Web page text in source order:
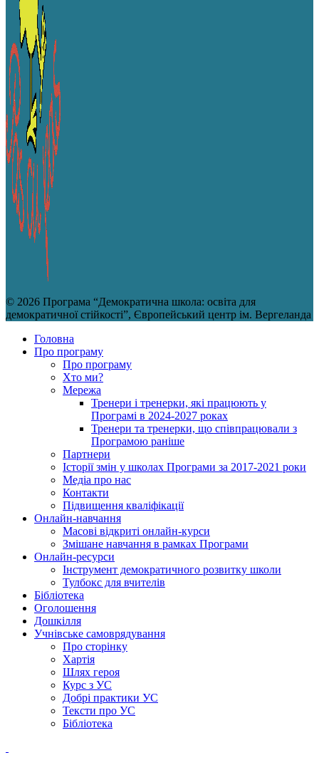
© 2026 Програма “Демократична школа: освіта для
демократичної стійкості”, Європейський центр ім. Вергеланда
Головна
Про програму
Про програму
Хто ми?
Мережа
Тренери і тренерки, які працюють у
Програмі в 2024-2027 роках
Тренери та тренерки, що співпрацювали з
Програмою раніше
Партнери
Історії змін у школах Програми за 2017-2021 роки
Медіа про нас
Контакти
Підвищення кваліфікації
Онлайн-навчання
Масові відкриті онлайн-курси
Змішане навчання в рамках Програми
Онлайн-ресурси
Інструмент демократичного розвитку школи
Тулбокс для вчителів
Бібліотека
Оголошення
Дошкілля
Учнівське самоврядування
Про сторінку
Хартія
Шлях героя
Курс з УС
Добрі практики УС
Тексти про УС
Бібліотека